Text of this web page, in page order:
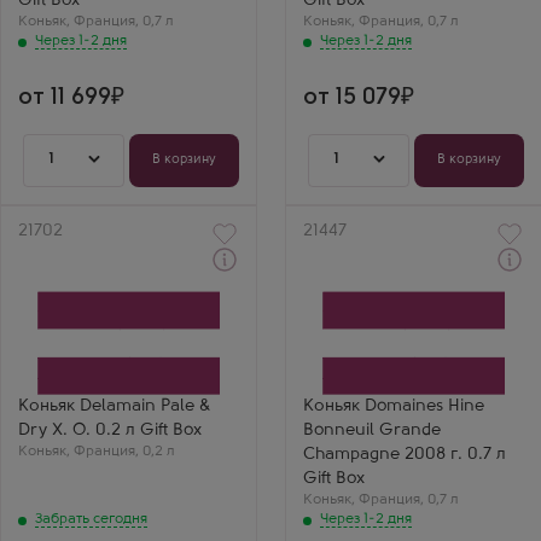
Коньяк, Франция, 0,7 л
Через 1-2 дня
от 11 699
1 В корзину
Коньяк, Франция, 0,7 л
Через 1-2 дня
от 15 079
1 В корзину
Артикул
21702
Коньяк Delamain Pale &
Dry X. O. 0.2 л Gift Box
Коньяк, Франция, 0,2 л
Забрать сегодня
X. O. в подарочной
Регион
Гранд Шампань, Коньяк
Выдержка
25 лет
Артикул
21447
Коньяк Domaines Hine
Bonneuil Grande
Champagne 2008 г. 0.7 л
Gift Box
Коньяк, Франция, 0,7 л
Через 1-2 дня
Шампань в подарочной
Бренд
Hine
Регион
Гранд Шампань, Коньяк
Выдержка
10 лет